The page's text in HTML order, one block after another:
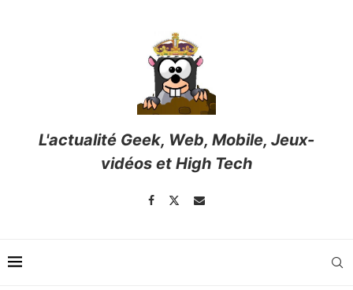
L'actualité Geek, Web, Mobile, Jeux-
vidéos et High Tech